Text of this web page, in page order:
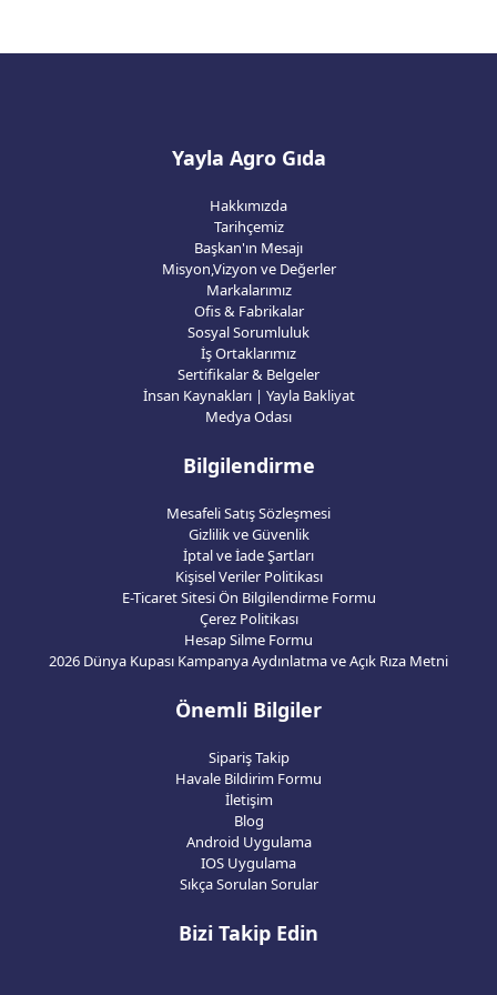
Yayla Agro Gıda
Hakkımızda
Tarihçemiz
Başkan'ın Mesajı
Misyon,Vizyon ve Değerler
Markalarımız
Ofis & Fabrikalar
Sosyal Sorumluluk
İş Ortaklarımız
Sertifikalar & Belgeler
İnsan Kaynakları | Yayla Bakliyat
Medya Odası
Bilgilendirme
Mesafeli Satış Sözleşmesi
Gizlilik ve Güvenlik
İptal ve İade Şartları
Kişisel Veriler Politikası
E-Ticaret Sitesi Ön Bilgilendirme Formu
Çerez Politikası
Hesap Silme Formu
2026 Dünya Kupası Kampanya Aydınlatma ve Açık Rıza Metni
Önemli Bilgiler
Sipariş Takip
Havale Bildirim Formu
İletişim
Blog
Android Uygulama
IOS Uygulama
Sıkça Sorulan Sorular
Bizi Takip Edin